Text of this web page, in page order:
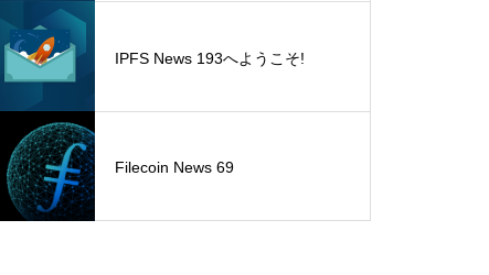
IPFS News 193へようこそ!
Filecoin News 69